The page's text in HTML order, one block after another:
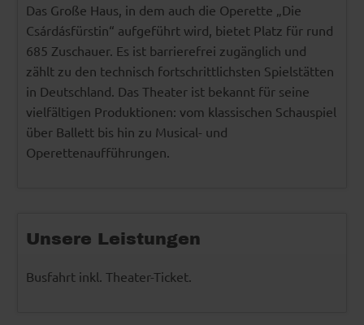
Das Große Haus, in dem auch die Operette „Die
Csárdásfürstin“ aufgeführt wird, bietet Platz für rund
685 Zuschauer. Es ist barrierefrei zugänglich und
zählt zu den technisch fortschrittlichsten Spielstätten
in Deutschland. Das Theater ist bekannt für seine
vielfältigen Produktionen: vom klassischen Schauspiel
über Ballett bis hin zu Musical- und
Operettenaufführungen.
Unsere Leistungen
Busfahrt inkl. Theater-Ticket.